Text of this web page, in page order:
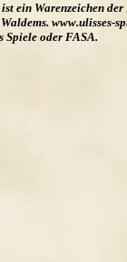
ein Warenzeichen
www.ulisses-
Spiele oder FASA.